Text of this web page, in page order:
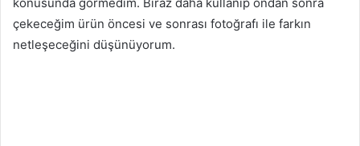
çekeceğim ürün öncesi ve sonrası fotoğrafı ile farkın
netleşeceğini düşünüyorum.